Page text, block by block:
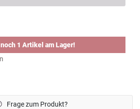
1 Artikel am Lager!
Frage zum Produkt?